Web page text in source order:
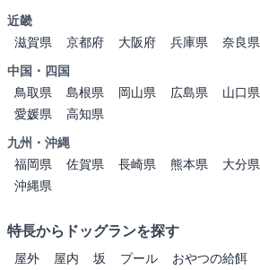
近畿
滋賀県
京都府 大阪府 兵庫県 奈良県
中国・四国
鳥取県
島根県 岡山県 広島県 山口県
愛媛県
高知県
九州・沖縄
福岡県
佐賀県 長崎県 熊本県 大分県
沖縄県
特長からドッグランを探す
屋外 屋内 坂 プール おやつの給餌